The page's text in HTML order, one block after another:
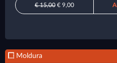
€ 15,00€ 9,00
Moldura